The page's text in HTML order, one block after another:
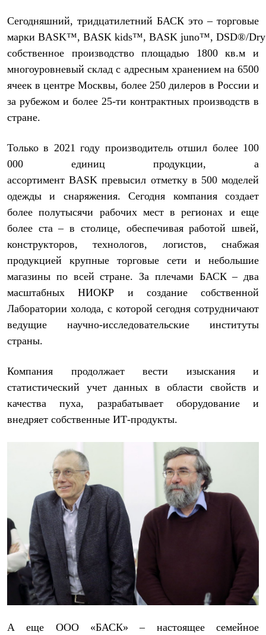
Сегодняшний, тридцатилетний БАСК это – торговые
марки BASK™, BASK kids™, BASK juno™, DSD®/
собственное производство площадью 1800 кв.м и
многоуровневый склад с адресным хранением на 6500
ячеек в центре Москвы, более 250 дилеров в России и
за рубежом и более 25-ти контрактных производств в
стране.
Только в 2021 году производитель отшил более 100
000 единиц продукции, а
ассортимент BASK превысил отметку в 500 моделей
одежды и снаряжения. Сегодня компания создает
более полутысячи рабочих мест в регионах и еще
более ста – в столице, обеспечивая работой швей,
конструкторов, технологов, логистов, снабжая
продукцией крупные торговые сети и небольшие
магазины по всей стране. За плечами БАСК – два
масштабных НИОКР и создание собственной
Лаборатории холода, с которой сегодня сотрудничают
ведущие научно-исследовательские институты
страны.
Компания продолжает вести изыскания и
статистический учет данных в области свойств и
качества пуха, разрабатывает оборудование и
внедряет собственные ИТ-продукты.
А еще ООО «БАСК» – настоящее семейное